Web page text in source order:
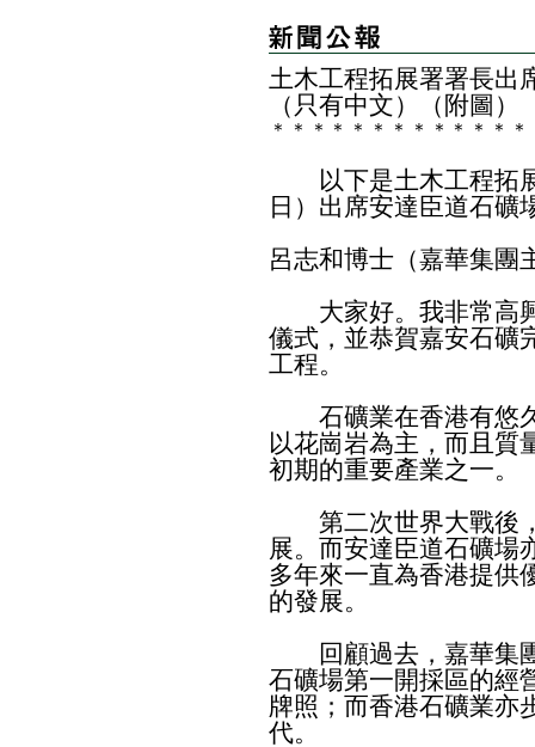
土木工程拓展署署長出
（只有中文）（附圖）
＊ ＊ ＊ ＊ ＊ ＊ ＊ ＊ ＊ ＊ ＊ ＊ ＊
以下是土木工程拓展
日）出席安達臣道石礦
呂志和博士（嘉華集團
大家好。我非常高興
儀式，並恭賀嘉安石礦
工程。
石礦業在香港有悠久
以花崗岩為主，而且質
初期的重要產業之一。
第二次世界大戰後，
展。而安達臣道石礦場
多年來一直為香港提供
的發展。
回顧過去，嘉華集團
石礦場第一開採區的經
牌照；而香港石礦業亦
代。